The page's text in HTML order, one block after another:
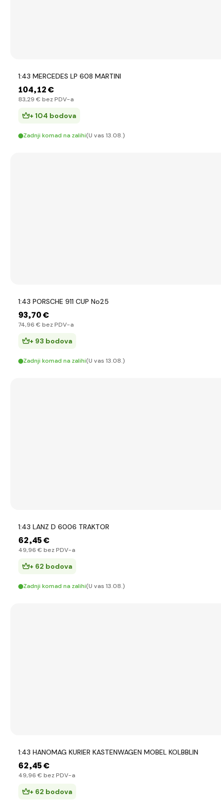
1:43 MERCEDES LP 608 MARTINI
104,12 €
83,29 € bez PDV-a
+ 104 bodova
Zadnji komad na zalihi(U vas 13.08.)
1:43 PORSCHE 911 CUP No25
93,70 €
74,96 € bez PDV-a
+ 93 bodova
Zadnji komad na zalihi(U vas 13.08.)
1:43 LANZ D 6006 TRAKTOR
62,45 €
49,96 € bez PDV-a
+ 62 bodova
Zadnji komad na zalihi(U vas 13.08.)
1:43 HANOMAG KURIER KASTENWAGEN MOBEL KOLBBLIN
62,45 €
49,96 € bez PDV-a
+ 62 bodova